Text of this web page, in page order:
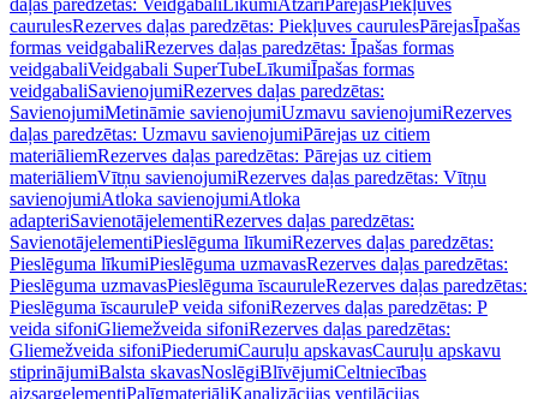
daļas paredzētas: Veidgabali LīkumiAtzari PārejasPiekļuves
caurulesRezerves daļas paredzētas: Piekļuves caurulesPārejasĪpašas
formas veidgabaliRezerves daļas paredzētas: Īpašas formas
veidgabaliVeidgabali SuperTubeLīkumiĪpašas formas
veidgabaliSavienojumiRezerves daļas paredzētas:
SavienojumiMetināmie savienojumiUzmavu savienojumiRezerves
daļas paredzētas: Uzmavu savienojumiPārejas uz citiem
materiāliemRezerves daļas paredzētas: Pārejas uz citiem
materiāliemVītņu savienojumiRezerves daļas paredzētas: Vītņu
savienojumiAtloka savienojumiAtloka
adapteriSavienotājelementiRezerves daļas paredzētas:
SavienotājelementiPieslēguma līkumiRezerves daļas paredzētas:
Pieslēguma līkumiPieslēguma uzmavasRezerves daļas paredzētas:
Pieslēguma uzmavasPieslēguma īscauruleRezerves daļas paredzētas:
Pieslēguma īscauruleP veida sifoniRezerves daļas paredzētas: P
veida sifoniGliemežveida sifoniRezerves daļas paredzētas:
Gliemežveida sifoniPiederumiCauruļu apskavasCauruļu apskavu
stiprinājumiBalsta skavasNoslēgiBlīvējumiCeltniecības
aizsargelementiPalīgmateriāliKanalizācijas ventilācijas